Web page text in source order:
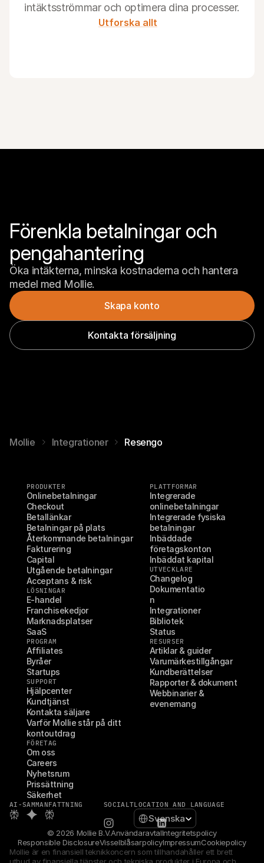
intäktsströmmar och optimera dina processer.
Utforska allt
Förenkla betalningar och
pengahantering
Öka intäkterna, minska kostnaderna och hantera
medel med Mollie.
Skapa konto
Kontakta försäljning
Mollie Integrationer Resengo
PRODUKTER
Onlinebetalningar
Checkout
Betallänkar
Betalningar på plats
Återkommande betalningar
Fakturering
Capital
Utgående betalningar
Acceptans & risk
LÖSNINGAR
E-handel
Franchisekedjor
Marknadsplatser
SaaS
PROGRAM
Affiliates
Byråer
Startups
SUPPORT
Hjälpcenter
Kundtjänst
Kontakta säljare
Varför Mollie står på ditt
kontoutdrag
FÖRETAG
Om oss
Careers
Nyhetsrum
Prissättning
Säkerhet
PLATTFORMAR
Integrerade
onlinebetalningar
Integrerade fysiska
betalningar
Inbäddade
företagskonton
Inbäddat kapital
UTVECKLARE
Changelog
Dokumentatio
n
Integrationer
Bibliotek
Status
RESURSER
Artiklar & guider
Varumärkestillgångar
Kundberättelser
Rapporter & dokument
Webbinarier &
evenemang
AI-SAMMANFATTNING SOCIALTLOCATION AND LANGUAGE
Select Language
Svenska
© 2026 Mollie B.V.AnvändaravtalIntegritetspolicy
Responsible DisclosureVisselblåsarpolicyImpressumCookiepolicy
Mollie är en finansiell teknikkoncern som tillhandahåller ett brett